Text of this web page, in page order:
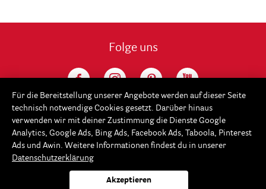
Folge uns
Service
Für die Bereitstellung unserer Angebote werden auf dieser Seite
technisch notwendige Cookies gesetzt. Darüber hinaus
verwenden wir mit deiner Zustimmung die Dienste Google
Analytics, Google Ads, Bing Ads, Facebook Ads, Taboola, Pinterest
Ads und Awin. Weitere Informationen findest du in unserer
Datenschutzerklärung
Akzeptieren